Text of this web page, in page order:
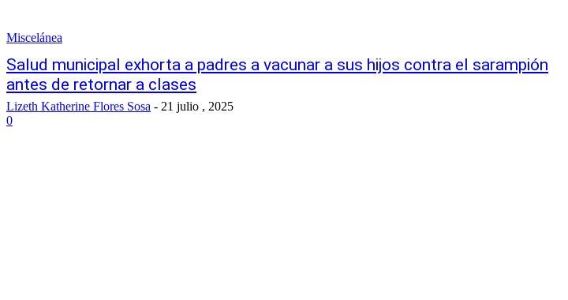
Miscelánea
Salud municipal exhorta a padres a vacunar a sus hijos contra el sarampión
antes de retornar a clases
Lizeth Katherine Flores Sosa - 21 julio , 2025
0